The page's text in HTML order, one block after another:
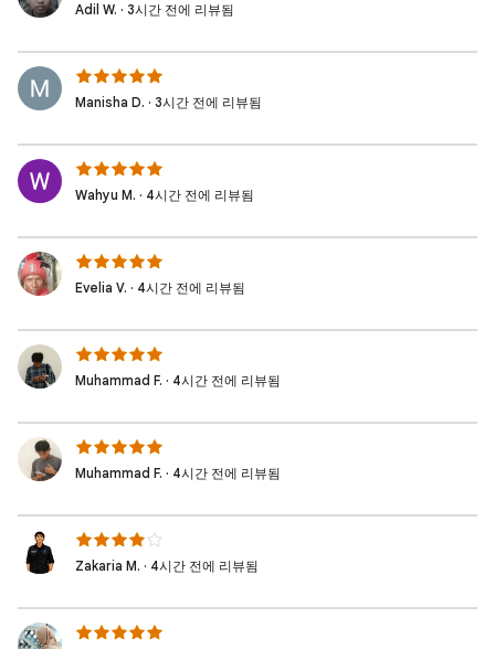
Adil W. · 3시간 전에 리뷰됨
Manisha D. · 3시간 전에 리뷰됨
Wahyu M. · 4시간 전에 리뷰됨
Evelia V. · 4시간 전에 리뷰됨
Muhammad F. · 4시간 전에 리뷰됨
Muhammad F. · 4시간 전에 리뷰됨
Zakaria M. · 4시간 전에 리뷰됨